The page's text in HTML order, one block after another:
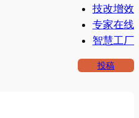
技改增效
专家在线
智慧工厂
投稿